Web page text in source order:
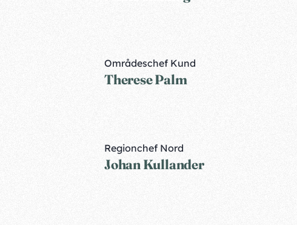
Områdeschef Kund
Therese Palm
Regionchef Nord
Johan Kullander